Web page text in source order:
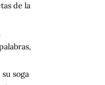
de la
soga